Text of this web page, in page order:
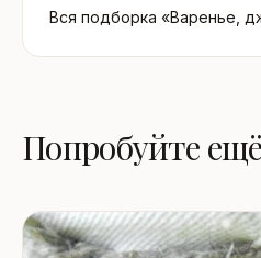
Вся подборка «Варенье,
Попробуйте ещё